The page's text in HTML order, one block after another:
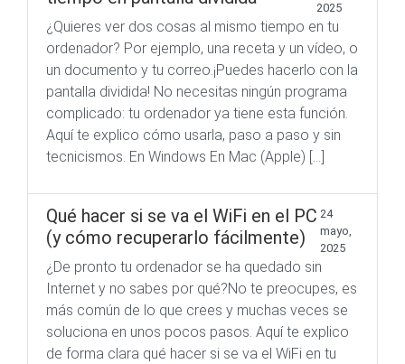
2025
¿Quieres ver dos cosas al mismo tiempo en tu
ordenador? Por ejemplo, una receta y un vídeo, o
un documento y tu correo.¡Puedes hacerlo con la
pantalla dividida! No necesitas ningún programa
complicado: tu ordenador ya tiene esta función.
Aquí te explico cómo usarla, paso a paso y sin
tecnicismos. En Windows En Mac (Apple) […]
Qué hacer si se va el WiFi en el PC
(y cómo recuperarlo fácilmente)
24
mayo,
2025
¿De pronto tu ordenador se ha quedado sin
Internet y no sabes por qué?No te preocupes, es
más común de lo que crees y muchas veces se
soluciona en unos pocos pasos. Aquí te explico
de forma clara qué hacer si se va el WiFi en tu